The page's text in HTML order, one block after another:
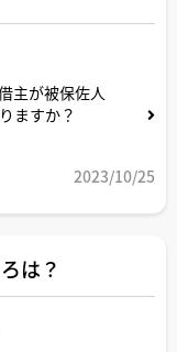
主が被保佐人
ますか？
2023/10/25
は？